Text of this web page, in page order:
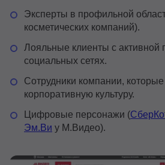
Эксперты в профильной
косметических компаний).
Лояльные клиенты с активной
социальных сетях.
Сотрудники компании,
корпоративную культуру.
Цифровые персонажи (
Эм.Ви у М.Видео).